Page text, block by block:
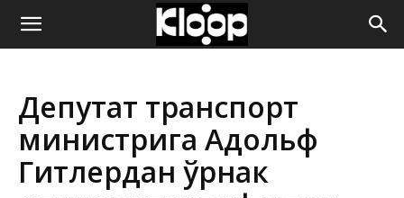
ҚИРҒИЗИСТОН
ЯНГИЛИКЛАРИ
Депутат транспорт
министрига Адольф
Гитлердан ўрнак